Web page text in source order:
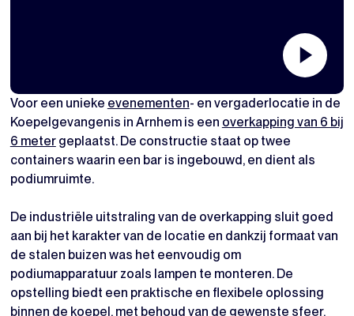
Voor een unieke evenementen- en vergaderlocatie in de
Koepelgevangenis in Arnhem is een overkapping van 6 bij
6 metergeplaatst. De constructie staat op twee
containers waarin een bar is ingebouwd, en dient als
podiumruimte.
De industriële uitstraling van de overkapping sluit goed
aan bij het karakter van de locatie en dankzij formaat van
de stalen buizen was het eenvoudig om
podiumapparatuur zoals lampen te monteren. De
opstelling biedt een praktische en flexibele oplossing
binnen de koepel, met behoud van de gewenste sfeer.